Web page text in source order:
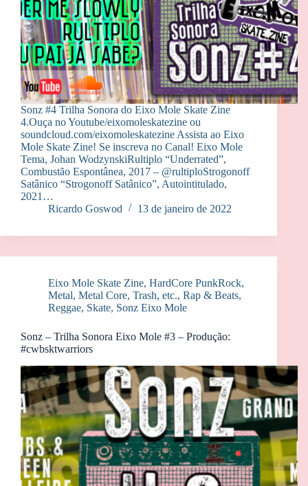
Sonz #4 Trilha Sonora do Eixo Mole Skate Zine
4.Ouça no Youtube/eixomoleskatezine ou
soundcloud.com/eixomoleskatezine Assista ao Eixo
Mole Skate Zine! Se inscreva no Canal! Eixo Mole
Tema, Johan WodzynskiRultiplo “Underrated”,
Combustão Espontânea, 2017 – @rultiploStrogonoff
Satânico “Strogonoff Satânico”, Autointitulado,
2021…
Ricardo Goswod
13 de janeiro de 2022
Eixo Mole Skate Zine, HardCore PunkRock,
Metal, Metal Core, Trash, etc., Rap & Beats,
Reggae, Skate, Sonz Eixo Mole
Sonz – Trilha Sonora Eixo Mole #3 – Produção:
#cwbsktwarriors